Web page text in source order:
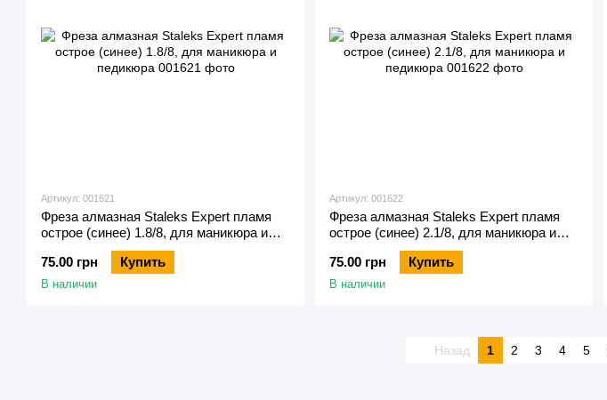
Артикул: 001621
Фреза алмазная Staleks Expert пламя
острое (синее) 1.8/8, для маникюра и
75.00 грн
Купить
В наличии
Артикул: 001622
Фреза алмазная Staleks Expert пламя
острое (синее) 2.1/8, для маникюра и
75.00 грн
Купить
В наличии
Назад 1 2 3 4 5